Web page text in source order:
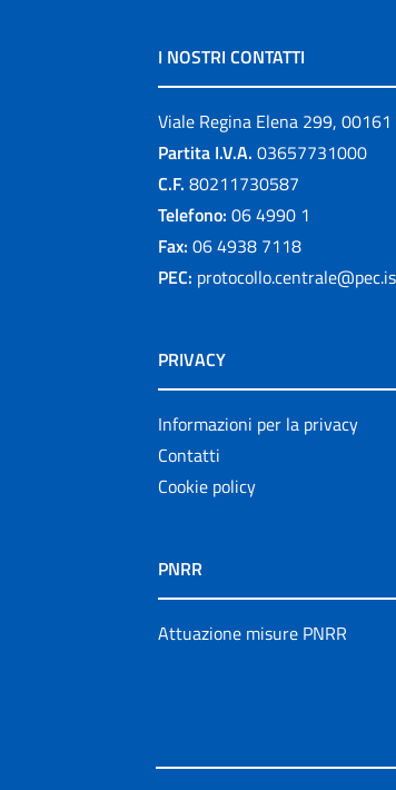
I NOSTRI CONTATTI
Viale Regina Elena 299, 00161
Partita I.V.A. 03657731000
C.F. 80211730587
Telefono: 06 4990 1
Fax: 06 4938 7118
PEC:
PRIVACY
Informazioni per la privacy
Contatti
Cookie policy
PNRR
Attuazione misure PNRR